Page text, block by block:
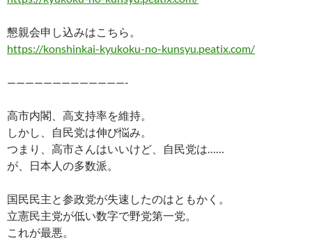
懇親会申し込みはこちら。
https://konshinkai-kyukoku-no-kunsyu.peatix.com/
—————————————-
高市内閣、高支持率を維持。
しかし、自民党は伸び悩み。
つまり、高市さんはいいけど、自民党は……
が、日本人の多数派。
国民民主と参政党が失速したのはともかく。
立憲民主党が低い数字で野党第一党。
これが最悪。